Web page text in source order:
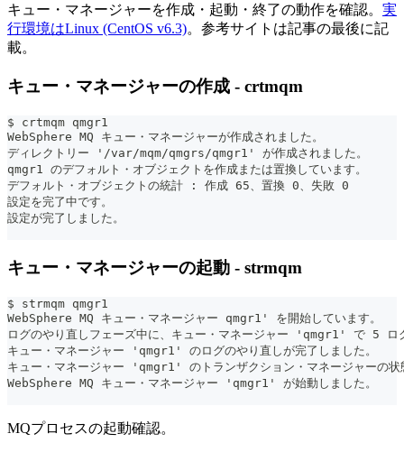
キュー・マネージャーを作成・起動・終了の動作を確認。 実
行環境はLinux (CentOS v6.3)。参考サイトは記事の最後に記
載。
キュー・マネージャーの作成 - crtmqm
$ crtmqm qmgr1
WebSphere MQ キュー・マネージャーが作成されました。
ディレクトリー '/var/mqm/qmgrs/qmgr1' が作成されました。
qmgr1 のデフォルト・オブジェクトを作成または置換しています。
デフォルト・オブジェクトの統計 : 作成 65、置換 0、失敗 0
設定を完了中です。
設定が完了しました。
キュー・マネージャーの起動 - strmqm
$ strmqm qmgr1
WebSphere MQ キュー・マネージャー qmgr1' を開始しています。
ログのやり直しフェーズ中に、キュー・マネージャー 'qmgr1' で 5 ロ
キュー・マネージャー 'qmgr1' のログのやり直しが完了しました。
キュー・マネージャー 'qmgr1' のトランザクション・マネージャーの状
WebSphere MQ キュー・マネージャー 'qmgr1' が始動しました。
MQプロセスの起動確認。